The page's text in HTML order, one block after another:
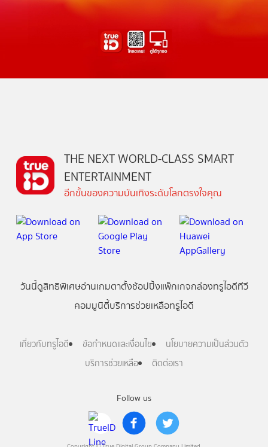
Follow us
THE NEXT WORLD-CLASS SMART
ENTERTAINMENT
อีกขั้นของความบันเทิงระดับโลกตรงใจคุณ
วันนี้ดูสิทธิพิเศษอ่านเกมตาตั้งช้อปปิ้งแพ็กเกจกล่องทรูไอดีทีวี
คอมมูนิตี้บริการช่วยเหลือทรูไอดี
เกี่ยวกับทรูไอดี ข้อกำหนดและเงื่อนไข
นโยบายความเป็นส่วนตัว
บริการช่วยเหลือ
ติดต่อเรา